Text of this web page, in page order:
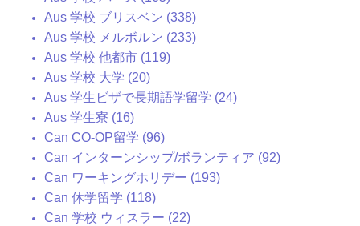
Aus 学校 ブリスベン (338)
Aus 学校 メルボルン (233)
Aus 学校 他都市 (119)
Aus 学校 大学 (20)
Aus 学生ビザで長期語学留学 (24)
Aus 学生寮 (16)
Can CO-OP留学 (96)
Can インターンシップ/ボランティア (92)
Can ワーキングホリデー (193)
Can 休学留学 (118)
Can 学校 ウィスラー (22)